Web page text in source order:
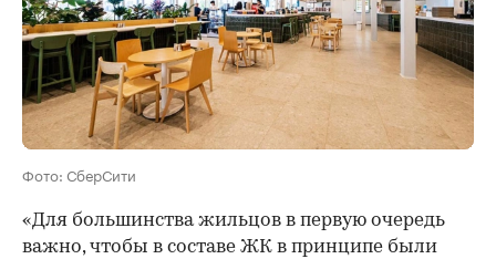
Фото: СберСити
«Для большинства жильцов в первую очередь
важно, чтобы в составе ЖК в принципе были